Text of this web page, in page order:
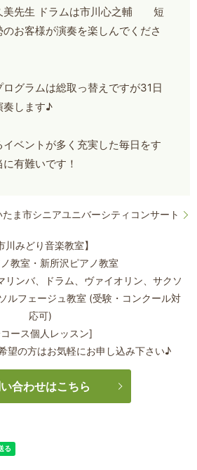
美先生 ドラムは市川心之輔 短
お客様が演奏を楽しんでくださ
グラムは総取っ替えですが31日
奏します♪
ベントが多く充実した毎日をす
有難いです！
たま市シニアユニバーシティコンサート
川みどり音楽教室】
教室・新所沢ピアノ教室
リンバ、ドラム、ヴァイオリン、サクソ
ルフェージュ教室 (受験・コンクール対
応可)
ース個人レッスン]
望の方はお気軽にお申し込み下さい♪
合わせはこちら